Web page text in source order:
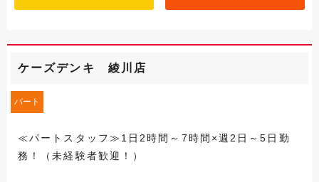
ケーズデンキ 綾川店
パート
≪パートスタッフ≫1日2時間～7時間×週2日～5日勤
務！（未経験者歓迎！）